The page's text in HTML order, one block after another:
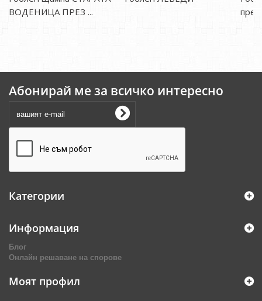
ВОДЕНИЦА ПРЕЗ ...
Абонирай ме за всичко интересно
Категории
Информация
Блог
Онлайн решаване на спорове
Моят профил